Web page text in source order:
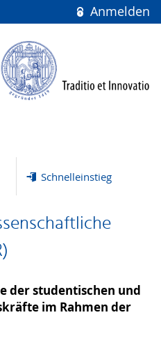
Anmelden
Schnelleinstieg
der studentischen und
im Rahmen der